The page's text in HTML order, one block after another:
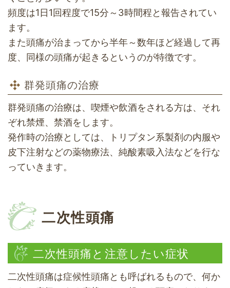
頻度は1日1回程度で15分～3時間程と報告されてい
ます。
また頭痛が治まってから半年～数年ほど経過して再
度、同様の頭痛が起きるというのが特徴です。
群発頭痛の治療
群発頭痛の治療は、喫煙や飲酒をされる方は、それ
ぞれ禁煙、禁酒をします。
発作時の治療としては、トリプタン系製剤の内服や
皮下注射などの薬物療法、純酸素吸入法などを行な
っていきます。
二次性頭痛
二次性頭痛と注意したい症状
二次性頭痛は症候性頭痛とも呼ばれるもので、何か